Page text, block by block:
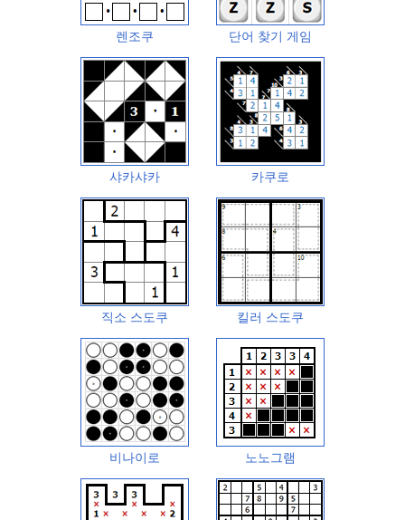
렌조쿠 단어 찾기 게임
샤카샤카 카쿠로
직소 스도쿠 킬러 스도쿠
비나이로 노노그램